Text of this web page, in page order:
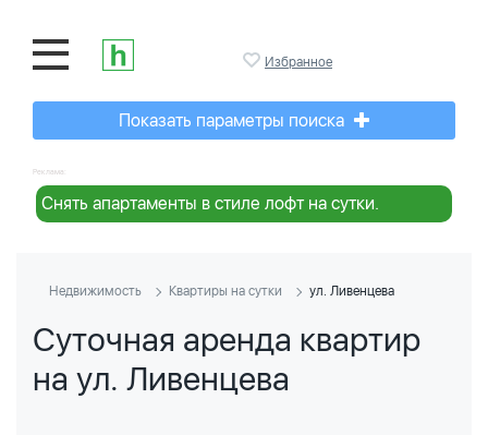
Избранное
Показать параметры поиска
Реклама:
Снять апартаменты в стиле лофт на сутки.
Недвижимость Квартиры на сутки ул. Ливенцева
Суточная аренда квартир
на ул. Ливенцева